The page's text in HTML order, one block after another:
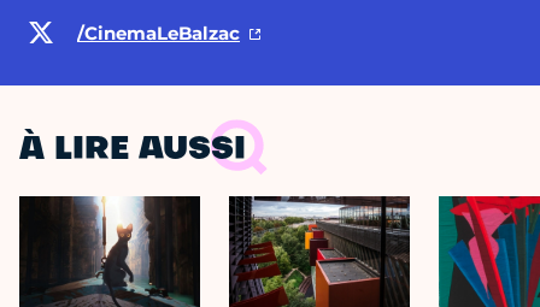
/CinemaLeBalzac
À LIRE AUSSI